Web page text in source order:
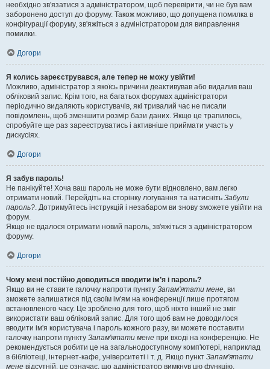
необхідно зв'язатися з адміністратором, щоб перевірити, чи не був вам
заборонено доступ до форуму. Також можливо, що допущена помилка в
конфігурації форуму, зв'яжіться з адміністратором для виправлення
помилки.
Догори
Я колись зареєструвався, але тепер не можу увійти!
Можливо, адміністратор з якоїсь причини деактивував або видалив ваш
обліковий запис. Крім того, на багатьох форумах адміністратори
періодично видаляють користувачів, які тривалий час не писали
повідомлень, щоб зменшити розмір бази даних. Якщо це трапилось,
спробуйте ще раз зареєструватись і активніше приймати участь у
дискусіях.
Догори
Я забув пароль!
Не панікуйте! Хоча ваш пароль не може бути відновлено, вам легко
отримати новий. Перейдіть на сторінку логування та натисніть Забули
пароль?. Дотримуйтесь інструкцій і незабаром ви знову зможете увійти на
форум.
Якщо не вдалося отримати новий пароль, зв'яжіться з адміністратором
форуму.
Догори
Чому мені постійно доводиться вводити ім’я і пароль?
Якщо ви не ставите галочку напроти пункту Запам'ятати мене, ви
зможете залишатися під своїм ім'ям на конференції лише протягом
встановленого часу. Це зроблено для того, щоб ніхто інший не зміг
використати ваш обліковий запис. Для того щоб вам не доводилося
вводити ім'я користувача і пароль кожного разу, ви можете поставити
галочку напроти пункту Запам'ятати мене при вході на конференцію. Не
рекомендується робити це на загальнодоступному комп'ютері, наприклад
в бібліотеці, інтернет-кафе, університеті і т. д. Якщо пункт Запам'ятати
мене відсутній, це означає, що адміністратор вимкнув цю функцію.